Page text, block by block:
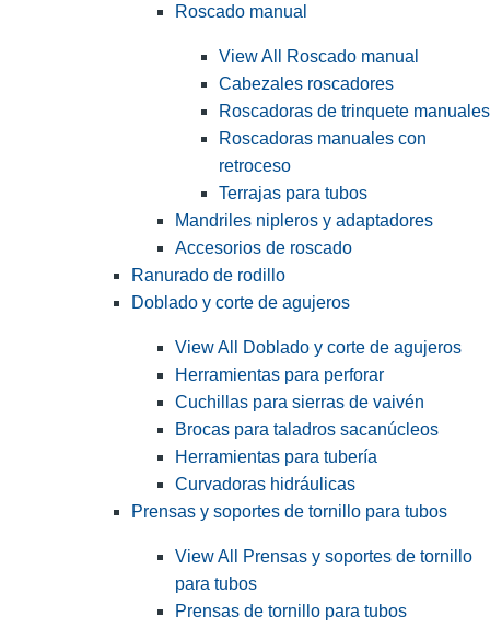
Roscado manual
View All Roscado manual
Cabezales roscadores
Roscadoras de trinquete manuales
Roscadoras manuales con
retroceso
Terrajas para tubos
Mandriles nipleros y adaptadores
Accesorios de roscado
Ranurado de rodillo
Doblado y corte de agujeros
View All Doblado y corte de agujeros
Herramientas para perforar
Cuchillas para sierras de vaivén
Brocas para taladros sacanúcleos
Herramientas para tubería
Curvadoras hidráulicas
Prensas y soportes de tornillo para tubos
View All Prensas y soportes de tornillo
para tubos
Prensas de tornillo para tubos